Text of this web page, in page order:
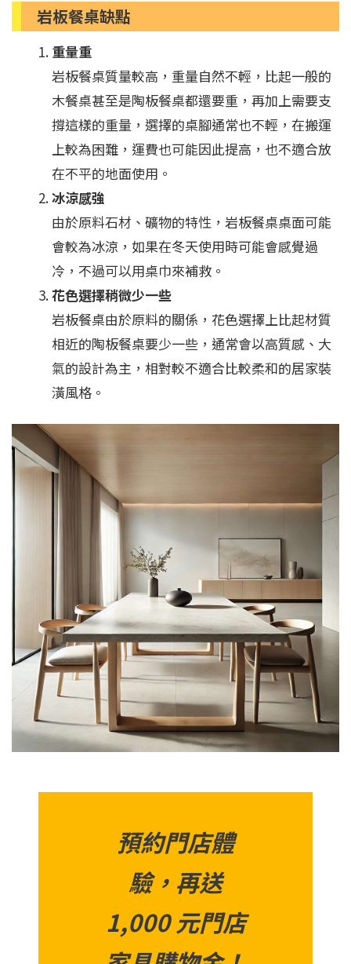
岩板餐桌缺點
重量重
岩板餐桌質量較高，重量自然不輕，比起一般的
木餐桌甚至是陶板餐桌都還要重，再加上需要支
撐這樣的重量，選擇的桌腳通常也不輕，在搬運
上較為困難，運費也可能因此提高，也不適合放
在不平的地面使用。
冰涼感強
由於原料石材、礦物的特性，岩板餐桌桌面可能
會較為冰涼，如果在冬天使用時可能會感覺過
冷，不過可以用桌巾來補救。
花色選擇稍微少一些
岩板餐桌由於原料的關係，花色選擇上比起材質
相近的陶板餐桌要少一些，通常會以高質感、大
氣的設計為主，相對較不適合比較柔和的居家裝
潢風格。
預約門店體
驗，再送
1,000 元門店